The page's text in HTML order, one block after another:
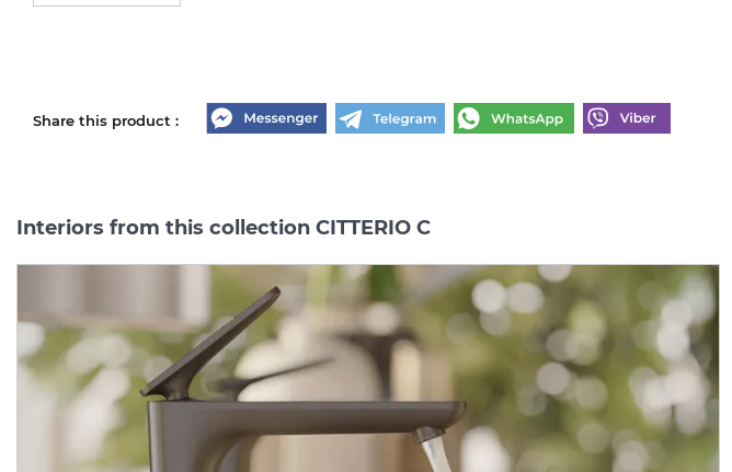
Share this product :
Interiors from this collection CITTERIO C